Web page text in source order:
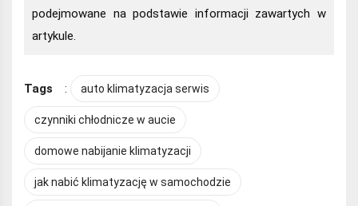
podejmowane na podstawie informacji zawartych w
artykule.
Tags : auto klimatyzacja serwis
czynniki chłodnicze w aucie
domowe nabijanie klimatyzacji
jak nabić klimatyzację w samochodzie